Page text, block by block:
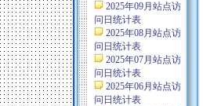
2025年09月站点访
问日统计表
2025年08月站点访
问日统计表
2025年07月站点访
问日统计表
2025年06月站点访
问日统计表